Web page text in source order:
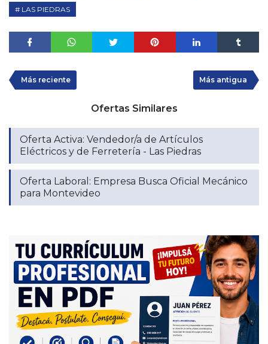
LAS PIEDRAS
Más reciente Más antigua
Ofertas Similares
Oferta Activa: Vendedor/a de Artículos
Eléctricos y de Ferretería - Las Piedras
Oferta Laboral: Empresa Busca Oficial Mecánico
para Montevideo